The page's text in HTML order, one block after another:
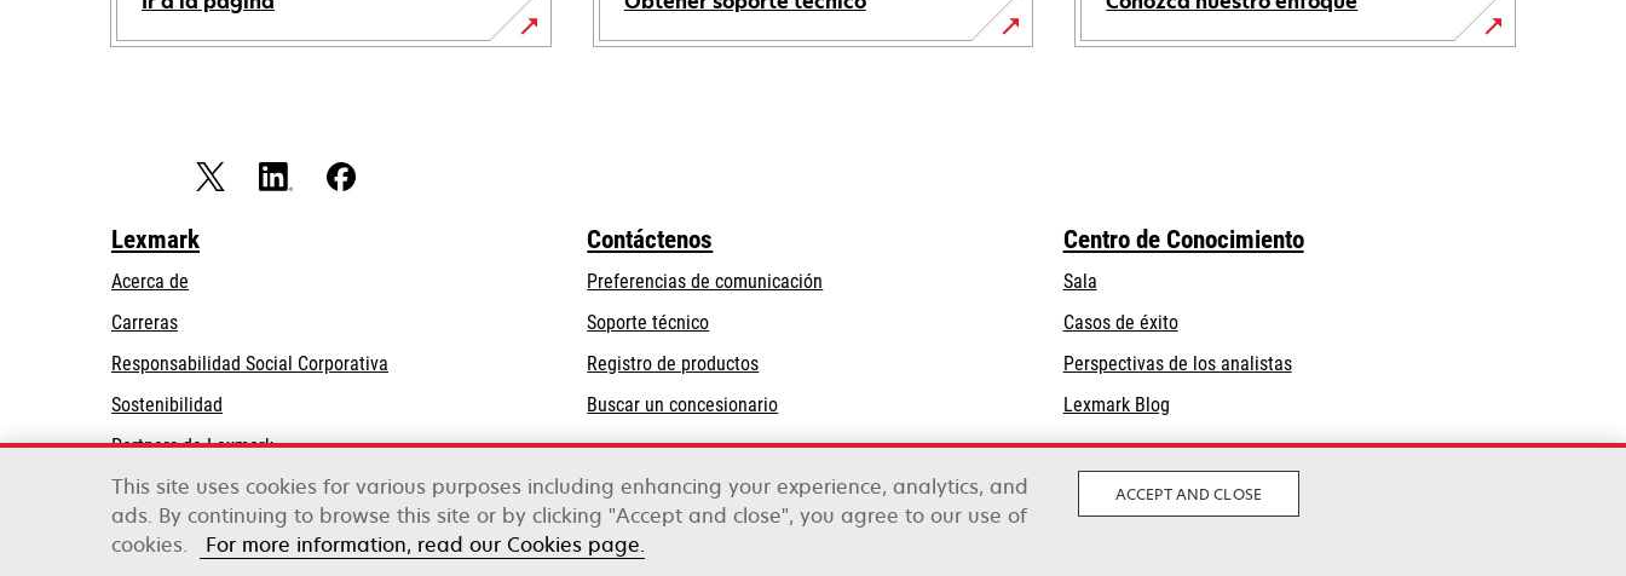
opens
Lexmark
Acerca de
Carreras
Responsabilidad Social Corporativa
new
tab
Sostenibilidad
Partners de Lexmark
Contáctenos
Preferencias de comunicación
Soporte técnicoopens
in
a
new
tab
Registro de productos
Buscar un concesionario
Centro de Conocimiento
Sala
Casos de éxito
Perspectivas de los analistas
Lexmark Blog
Lexmark International, Inc., una empresa de Xerox
©2026 Todos los derechos reservados.
This site uses cookies for various purposes including enhancing your experience, analytics, and
ads. By continuing to browse this site or by clicking "Accept and close", you agree to our use of
cookies.
For more information, read our Cookies page.
ACCEPT AND CLOSE